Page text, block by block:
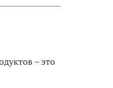
– это